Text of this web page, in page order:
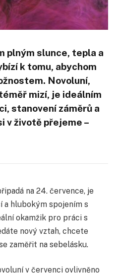
plným slunce, tepla a
k tomu, abychom
Novoluní,
mizí, je ideálním
stanovení záměrů a
v životě přejeme –
na 24. července, je
a hlubokým spojením s
okamžik pro práci s
nový vztah, chcete
zaměřit na sebelásku.
v červenci ovlivněno